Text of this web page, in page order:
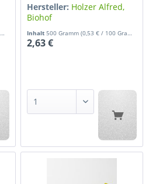
Hersteller: Holzer Alfred,
Biohof
Inhalt 500 Gramm(0,53 € / 100 Gramm)
2,63 €